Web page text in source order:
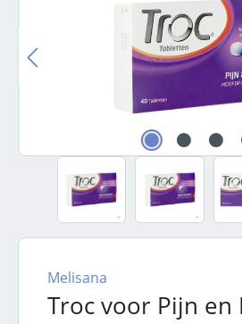
Troc voor Pijn en
Melisana